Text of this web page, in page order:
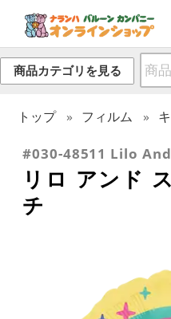
商品カテゴリを見る
トップ フィルム
#030-48511 Lilo
リロ アンド
チ